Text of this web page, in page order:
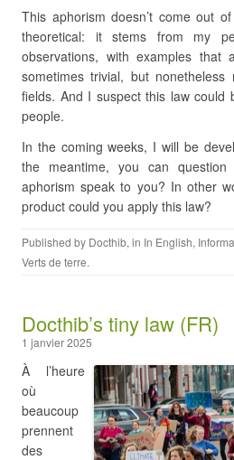
This aphorism doesn’t come out
theoretical: it stems from my
observations, with examples that
sometimes trivial, but
fields. And I suspect this law could
people.
In the coming weeks, I will be
the meantime, you can
aphorism speak to you? In other
product could you apply this law?
Published by Docthib, in In English,
Verts de terre.
Docthib’s tiny law (FR)
1 janvier 2025
À l’heure
où
beaucoup
prennent
des